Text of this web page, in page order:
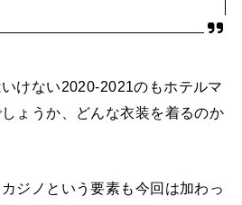
けない2020-2021のもホテルマ
ょうか、どんな衣装を着るのか
ジノという要素も今回は加わっ